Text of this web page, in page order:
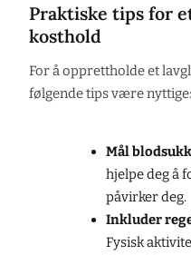
Praktiske tips for
kosthold
For å opprettholde et
følgende tips være nyttige:
Mål
hjelpe deg å
påvirker deg.
Inkluder
Fysisk